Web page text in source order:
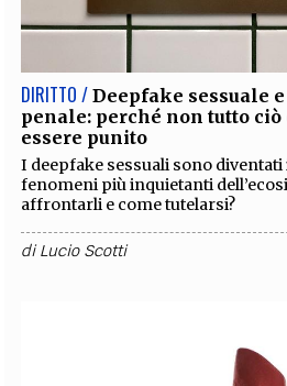
EXTRA
RUBRICHE PROCEEDINGS
SOCIAL
DIRITTO / Deepfake sessuale
penale: perché non tutto
essere punito
I deepfake sessuali sono
fenomeni più inquietanti
affrontarli e come tutelarsi?
diLucio Scotti